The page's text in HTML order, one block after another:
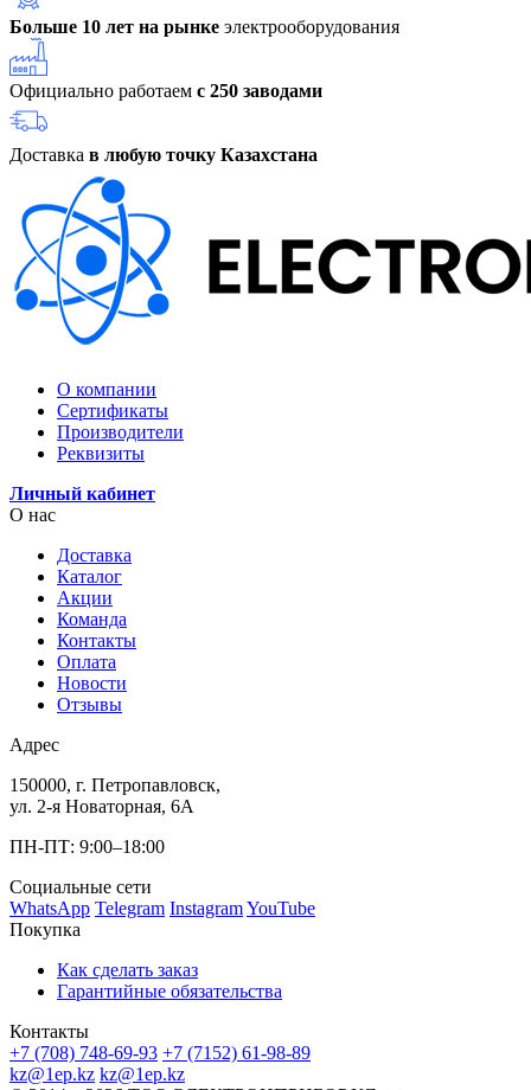
Больше 10 лет на рынке электрооборудования
Официально работаем с 250 заводами
Доставка в любую точку Казахстана
О компании
Сертификаты
Производители
Реквизиты
Личный кабинет
О нас
Доставка
Каталог
Акции
Команда
Контакты
Оплата
Новости
Отзывы
Адрес
150000, г. Петропавловск,
ул. 2-я Новаторная, 6А
ПН-ПТ: 9:00–18:00
Социальные сети
WhatsApp Telegram InstagramYouTube
Покупка
Как сделать заказ
Гарантийные обязательства
Контакты
+7 (708) 748-69-93 +7 (7152) 61-98-89
kz@1ep.kz kz@1ep.kz